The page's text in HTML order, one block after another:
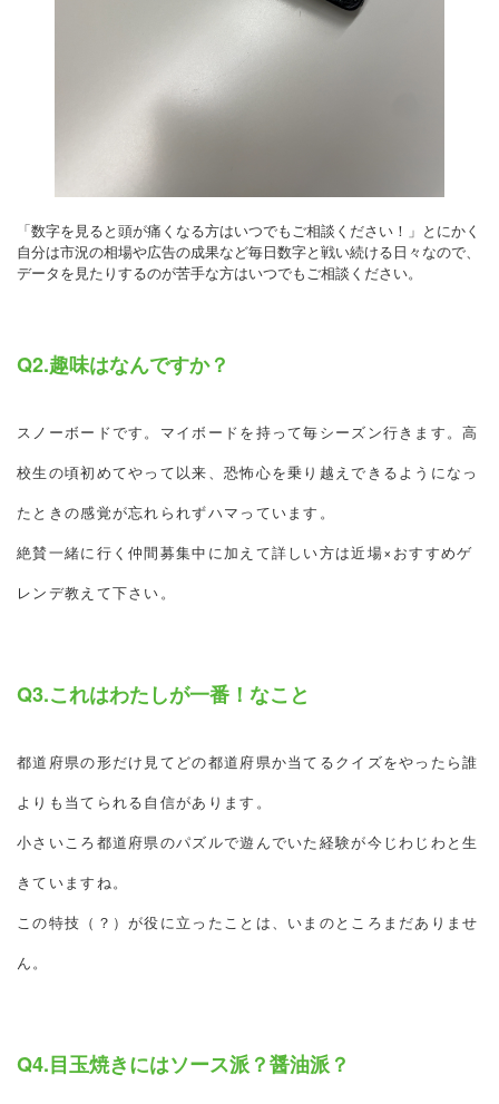
「数字を見ると頭が痛くなる方はいつでもご相談ください！」とにかく
自分は市況の相場や広告の成果など毎日数字と戦い続ける日々なので、
データを見たりするのが苦手な方はいつでもご相談ください。
Q2.趣味はなんですか？
スノーボードです。マイボードを持って毎シーズン行きます。高
校生の頃初めてやって以来、恐怖心を乗り越えできるようになっ
たときの感覚が忘れられずハマっています。
絶賛一緒に行く仲間募集中に加えて詳しい方は近場×おすすめゲ
レンデ教えて下さい。
Q3.これはわたしが一番！なこと
都道府県の形だけ見てどの都道府県か当てるクイズをやったら誰
よりも当てられる自信があります。
小さいころ都道府県のパズルで遊んでいた経験が今じわじわと生
きていますね。
この特技（？）が役に立ったことは、いまのところまだありませ
ん。
Q4.目玉焼きにはソース派？醤油派？